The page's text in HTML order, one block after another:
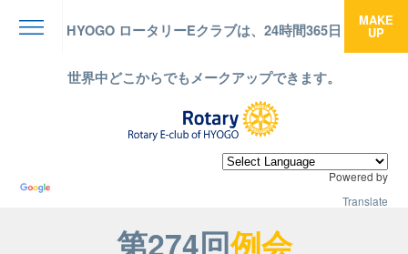
HYOGO ロータリーEクラブは、24時間365日
世界中どこからでもメークアップできます。
MAKE
UP
Powered by
Translate
第274回例会